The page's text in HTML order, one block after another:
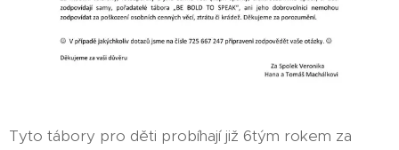
Tyto tábory pro děti probíhají již 6tým rokem za